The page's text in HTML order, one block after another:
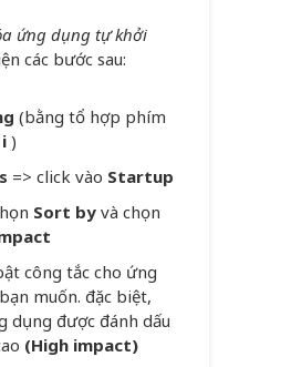
ứng dụng tự khởi
các bước sau:
(bằng tổ hợp phím
)
=> click vào Startup
Sort by và chọn
công tắc cho ứng
muốn. đặc biệt,
dụng được đánh dấu
(High impact)